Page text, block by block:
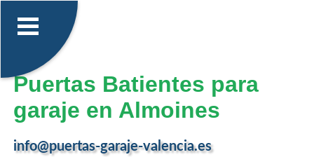
Puertas Batientes para
garaje en Almoines
info@puertas-garaje-valencia.es